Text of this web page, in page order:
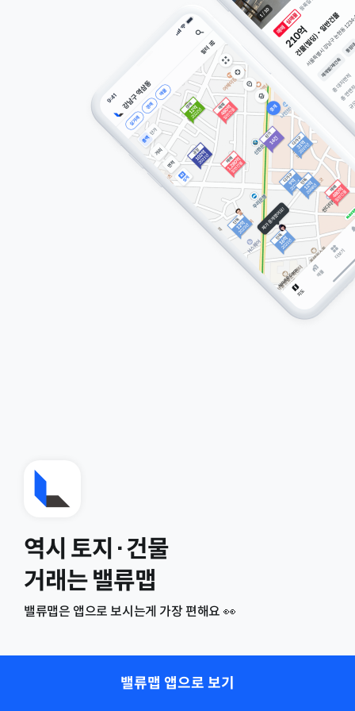
역시 토지·건물
거래는 밸류맵
밸류맵은 앱으로 보시는게 가장 편해요 👀
밸류맵 앱으로 보기